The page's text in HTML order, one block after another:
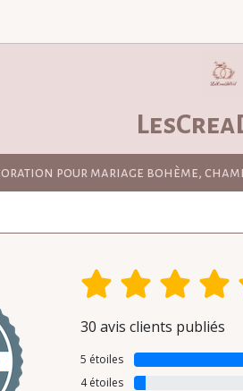
pour mariage bohème,
30 avis clients publiés
5 étoiles
4 étoiles